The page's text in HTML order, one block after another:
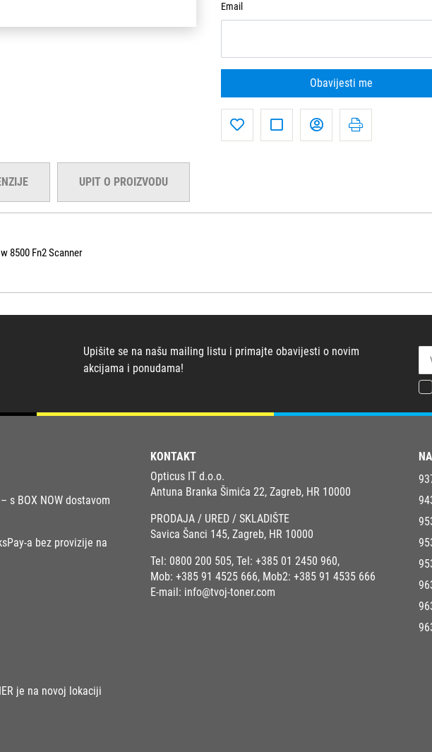
Email
Obavijesti me
UPIT O PROIZVODU
8500 Fn2 Scanner
Upišite se na našu mailing listu i primajte obavijesti o novim
akcijama i ponudama!
s BOX NOW dostavom
a bez provizije na
je na novoj lokaciji
KONTAKT
Opticus IT d.o.o.
Antuna Branka Šimića 22, Zagreb, HR 10000
PRODAJA / URED / SKLADIŠTE
Savica Šanci 145, Zagreb, HR 10000
Tel: 0800 200 505, Tel: +385 01 2450 960,
Mob: +385 91 4525 666, Mob2: +385 91 4535 666
E-mail: info@tvoj-toner.com